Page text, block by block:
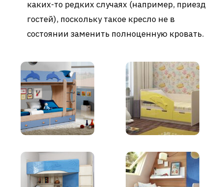
каких-то редких случаях (например, приезд
гостей), поскольку такое кресло не в
состоянии заменить полноценную кровать.